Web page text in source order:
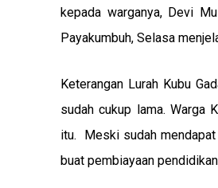
kepada warganya, Devi
Payakumbuh, Selasa
Keterangan Lurah Kubu
sudah cukup lama. Warga
itu. Meski sudah mendapat
buat pembiayaan